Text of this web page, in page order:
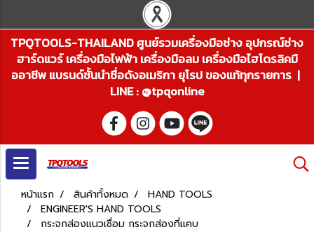
TPQTOOLS-THAILAND ศูนย์รวมเครื่องมือช่าง อุปกรณ์ช่าง
ฮาร์ดแวร์ เครื่องมือไฟฟ้า เครื่องมือลม เครื่องมือไฮโดรลิคมื
ออาชีพ แบรนด์ชั้นนำชื่อดังอเมริกา ยุโรป ของแท้ทุกรายการ |
LINE : @tpqonline
หน้าแรก สินค้าทั้งหมด
HAND TOOLS
ENGINEER'S HAND TOOLS
กระจกส่องแนวเชื่อม กระจกส่องที่แคบ